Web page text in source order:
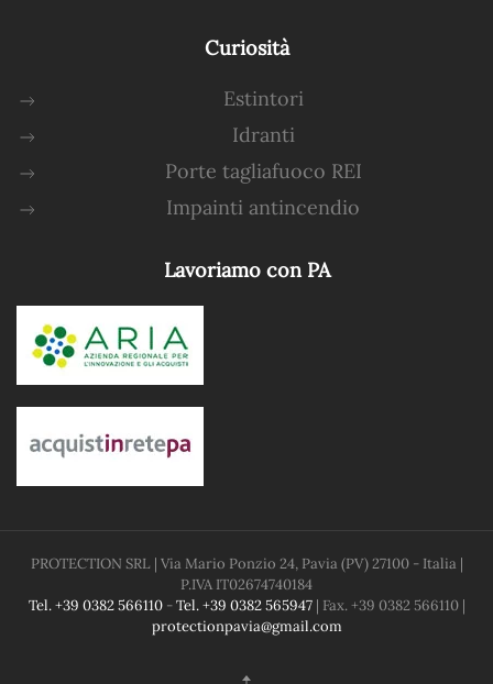
Curiosità
Estintori
Idranti
Porte tagliafuoco REI
Impainti antincendio
Lavoriamo con PA
PROTECTION SRL | Via Mario Ponzio 24, Pavia (PV) 27100 - Italia |
P.IVA IT02674740184
Tel. +39 0382 566110-Tel. +39 0382 565947| Fax. +39 0382 566110 |
protectionpavia@gmail.com